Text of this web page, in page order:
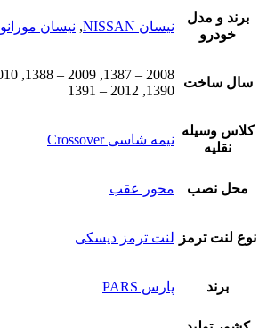
برند و مدل
خودرو
نیسان NISSAN , نیسان مورانو Murano
سال ساخت
1390, 2012 – 1391
کلاس وسیله
نقلیه
نیمه شاسی Crossover
محل نصب محور عقب
نوع لنت ترمز لنت ترمز دیسکی
برند پارس PARS